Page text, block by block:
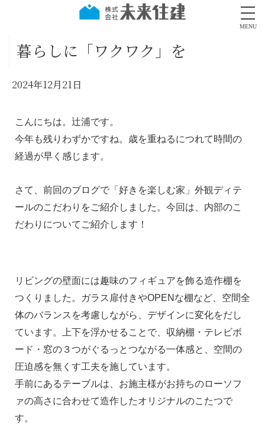
MENU
暮らしに「ワクワク」を
2024年12月21日
こんにちは。辻浦です。
今年も残りわずかですね。歳を重ねるにつれて時間の
経過が早く感じます。
さて、前回のブログで「好きを楽しむ家」外観ディテ
ールのこだわりをご紹介しました。今回は、内部のこ
だわりについてご紹介します！
リビングの壁面には趣味のフィギュアを飾る造作棚を
つくりました。ガラス扉付きやOPENな棚など、空間全
体のバランスを考慮しながら、デザインに変化をだし
ています。
上下を浮かせることで、収納棚・テレビボ
ード・窓の３つがぐるっとつながる一体感と、空間の
圧迫感を無くす工夫を施しています。
手前にあるテーブルは、お施主様がお持ちのローソフ
ァの高さに合わせて造作したオリジナルのこたつで
す。